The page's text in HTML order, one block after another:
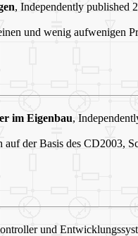
, Independently published
und wenig aufwenigen
im Eigenbau,
auf der Basis des CD2003,
und